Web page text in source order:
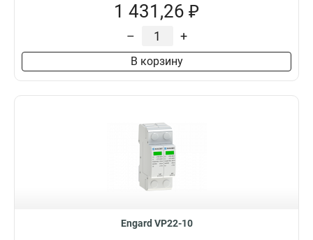
1 431,26 ₽
– +
В корзину
Engard VP22-10